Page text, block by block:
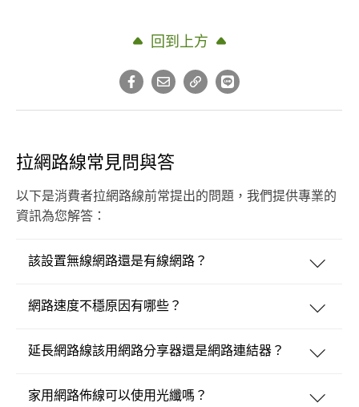
回到上方
拉網路線常見問與答
以下是消費者拉網路線前常提出的問題，我們提供專業的
資訊為您解答：
該設置無線網路還是有線網路？
網路速度不穩原因有哪些？
延長網路線該用網路分享器還是網路連結器？
家用網路佈線可以使用光纖嗎？